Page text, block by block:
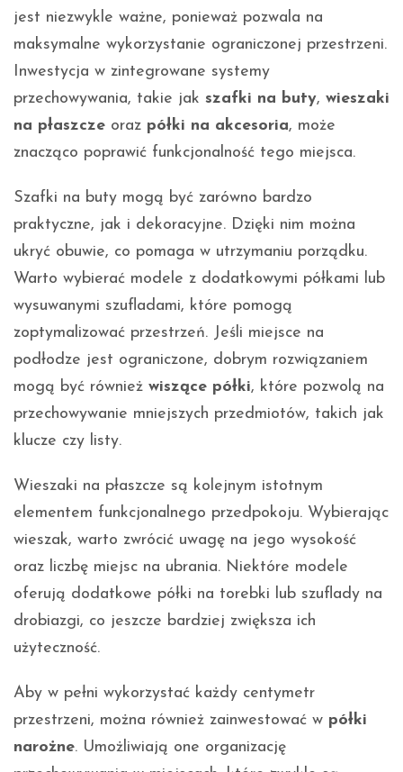
jest niezwykle ważne, ponieważ pozwala na
maksymalne wykorzystanie ograniczonej przestrzeni.
Inwestycja w zintegrowane systemy
przechowywania, takie jak szafki na buty, wieszaki
na płaszcze oraz półki na akcesoria, może
znacząco poprawić funkcjonalność tego miejsca.
Szafki na buty mogą być zarówno bardzo
praktyczne, jak i dekoracyjne. Dzięki nim można
ukryć obuwie, co pomaga w utrzymaniu porządku.
Warto wybierać modele z dodatkowymi półkami lub
wysuwanymi szufladami, które pomogą
zoptymalizować przestrzeń. Jeśli miejsce na
podłodze jest ograniczone, dobrym rozwiązaniem
mogą być również wiszące półki, które pozwolą na
przechowywanie mniejszych przedmiotów, takich jak
klucze czy listy.
Wieszaki na płaszcze są kolejnym istotnym
elementem funkcjonalnego przedpokoju. Wybierając
wieszak, warto zwrócić uwagę na jego wysokość
oraz liczbę miejsc na ubrania. Niektóre modele
oferują dodatkowe półki na torebki lub szuflady na
drobiazgi, co jeszcze bardziej zwiększa ich
użyteczność.
Aby w pełni wykorzystać każdy centymetr
przestrzeni, można również zainwestować w półki
narożne. Umożliwiają one organizację